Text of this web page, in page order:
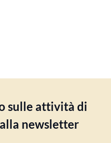
sulle attività di
newsletter